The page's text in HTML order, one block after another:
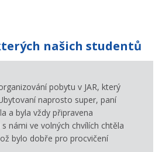
našich studentů
pobytu v JAR, který
naprosto super, paní
a byla vždy připravena
námi ve volných chvílích chtěla
bylo dobře pro procvičení